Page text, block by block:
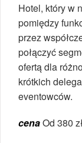
Hotel, który w
pomiędzy
przez
połączyć
ofertą dla
krótkich
eventowców.
cenaOd 380